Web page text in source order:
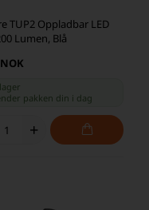
TUP2 Oppladbar LED
Lumen, Blå
pakken din i dag
+